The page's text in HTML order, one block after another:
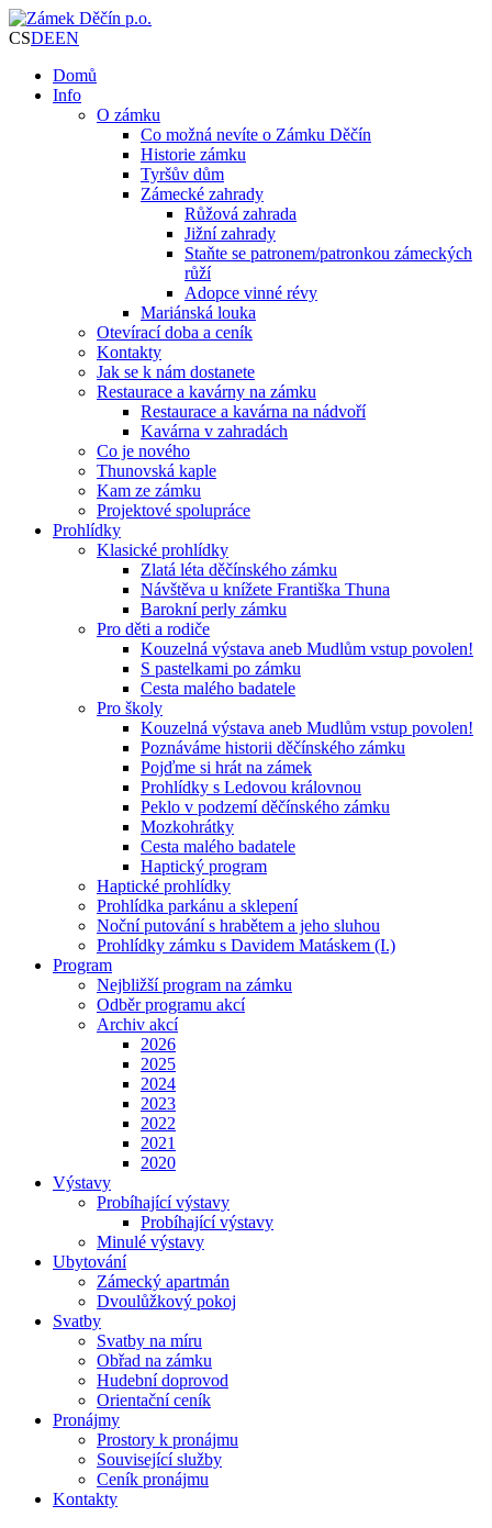
CSDEEN
Domů
Info
O zámku
Co možná nevíte o Zámku Děčín
Historie zámku
Tyršův dům
Zámecké zahrady
Růžová zahrada
Jižní zahrady
Staňte se patronem/patronkou zámeckých
růží
Adopce vinné révy
Mariánská louka
Otevírací doba a ceník
Kontakty
Jak se k nám dostanete
Restaurace a kavárny na zámku
Restaurace a kavárna na nádvoří
Kavárna v zahradách
Co je nového
Thunovská kaple
Kam ze zámku
Projektové spolupráce
Prohlídky
Klasické prohlídky
Zlatá léta děčínského zámku
Návštěva u knížete Františka Thuna
Barokní perly zámku
Pro děti a rodiče
Kouzelná výstava aneb Mudlům vstup povolen!
S pastelkami po zámku
Cesta malého badatele
Pro školy
Kouzelná výstava aneb Mudlům vstup povolen!
Poznáváme historii děčínského zámku
Pojďme si hrát na zámek
Prohlídky s Ledovou královnou
Peklo v podzemí děčínského zámku
Mozkohrátky
Cesta malého badatele
Haptický program
Haptické prohlídky
Prohlídka parkánu a sklepení
Noční putování s hrabětem a jeho sluhou
Prohlídky zámku s Davidem Matáskem (I.)
Program
Nejbližší program na zámku
Odběr programu akcí
Archiv akcí
2026
2025
2024
2023
2022
2021
2020
Výstavy
Probíhající výstavy
Probíhající výstavy
Minulé výstavy
Ubytování
Zámecký apartmán
Dvoulůžkový pokoj
Svatby
Svatby na míru
Obřad na zámku
Hudební doprovod
Orientační ceník
Pronájmy
Prostory k pronájmu
Související služby
Ceník pronájmu
Kontakty